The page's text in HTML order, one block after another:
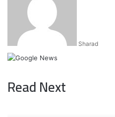
Sharad
Read Next